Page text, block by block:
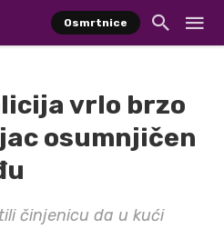
Osmrtnice
vrlo brzo
osumnjičen
činjenicu da u kući